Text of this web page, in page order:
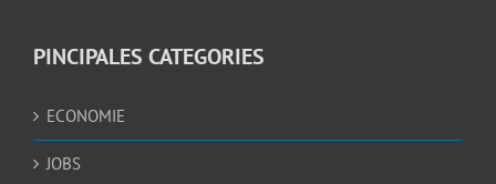
PINCIPALES CATEGORIES
ECONOMIE
JOBS